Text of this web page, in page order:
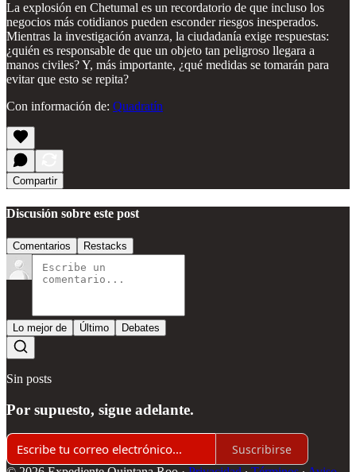
La explosión en Chetumal es un recordatorio de que incluso los
negocios más cotidianos pueden esconder riesgos inesperados.
Mientras la investigación avanza, la ciudadanía exige respuestas:
¿quién es responsable de que un objeto tan peligroso llegara a
manos civiles? Y, más importante, ¿qué medidas se tomarán para
evitar que esto se repita?
Con información de: Quadratín
Compartir
Discusión sobre este post
Comentarios Restacks
Lo mejor de Último Debates
Sin posts
Por supuesto, sigue adelante.
Suscribirse